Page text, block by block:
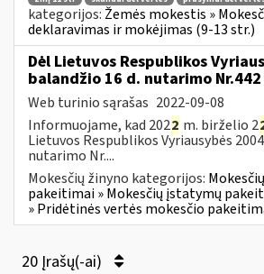
kategorijos: Žemės mokestis »
deklaravimas ir mokėjimas (9-13 str.)
Dėl Lietuvos Respublikos
balandžio 16 d. nutarimo
Web turinio sąrašas 2022-09-08
Informuojame, kad 2022 m. birželio 2
Lietuvos Respublikos Vyriausybės
nutarimo Nr....
Mokesčių žinyno kategorijos:
pakeitimai » Mokesčių įstatymų
» Pridėtinės vertės mokesčio
20 Įrašų(-ai)